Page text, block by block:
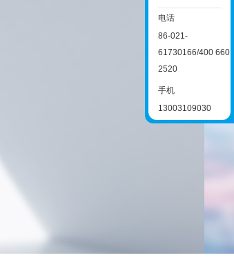
电话
86-021-
61730166/400 660
2520
手机
13003109030